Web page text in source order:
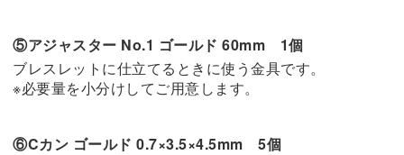
⑤アジャスター No.1 ゴールド 60mm 1個
ブレスレットに仕立てるときに使う金具です。
※必要量を小分けしてご用意します。
⑥Cカン ゴールド 0.7×3.5×4.5mm 5個